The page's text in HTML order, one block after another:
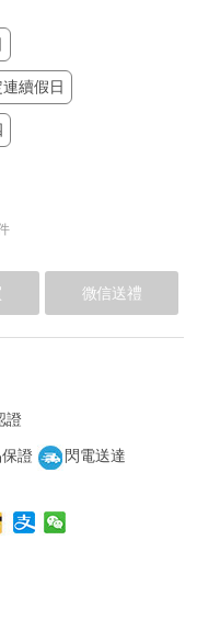
續假日
微信送禮
證
證
閃電送達